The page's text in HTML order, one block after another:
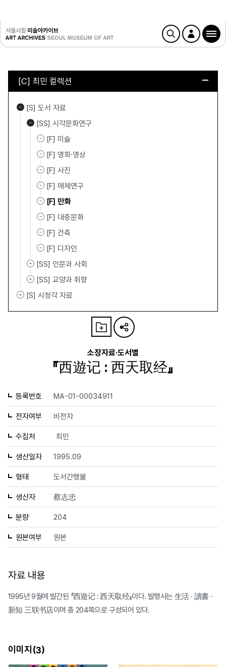
[C] 최민 컬렉션
[S] 도서 자료
[SS] 시각문화연구
[F] 미술
[F] 영화·영상
[F] 사진
[F] 매체연구
[F] 만화
[F] 대중문화
[F] 건축
[F] 디자인
[SS] 인문과 사회
[SS] 교양과 취향
[S] 시청각 자료
소장자료·도서별
『西遊记 : 西天取经』
등록번호 MA-01-00034911
전자여부 비전자
수집처 최민
생산일자 1995.09
형태 도서간행물
생산자 蔡志忠
분량 204
원본여부 원본
자료 내용
1995년 9월에 발간된 『西遊记 : 西天取经』이다. 발행사는 生活 · 讀書 ·
新知 三联书店이며 총 204쪽으로 구성되어 있다.
이미지(3)